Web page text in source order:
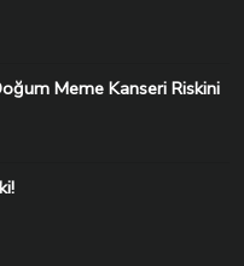
Meme Kanseri Riskini